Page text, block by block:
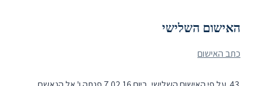
האישום השלישי
כתב האישום